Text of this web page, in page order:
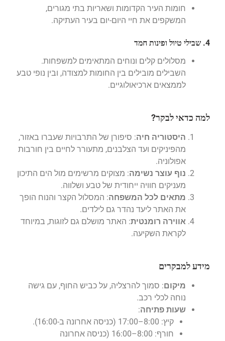
חומות העיר הקדומות ושאריות בתי מגורים,
המשקפים את חיי היום-יום בעיר העתיקה.
4. שבילי טיול ופינות חמד
מסלולים קלים ונוחים המתאימים למשפחות.
השבילים מובילים בין החומות למצודה, ובין נופי טבע
לממצאים ארכיאולוגיים.
למה כדאי לבקר?
היסטוריה חיה: סיפורן של התרבויות שעברו באזור,
מהפיניקים ועד הצלבנים, מתעורר לחיים בין חורבות
אפולוניה.
נוף עוצר נשימה: מצוקים מרשימים מול הים התיכון
מעניקים חוויה ייחודית של טבע ושלווה.
מתאים לכל המשפחה: המסלול הקצר והנוח הופך
את האתר ליעד נהדר גם לילדים.
אווירה רומנטית: האתר מושלם גם לזוגות, במיוחד
לקראת השקיעה.
מידע למבקרים
מיקום: סמוך להרצליה, על כביש החוף, עם גישה
נוחה לכלי רכב.
שעות פתיחה:
קיץ: 8:00–17:00 (כניסה אחרונה ב-16:00).
חורף: 8:00–16:00 (כניסה אחרונה